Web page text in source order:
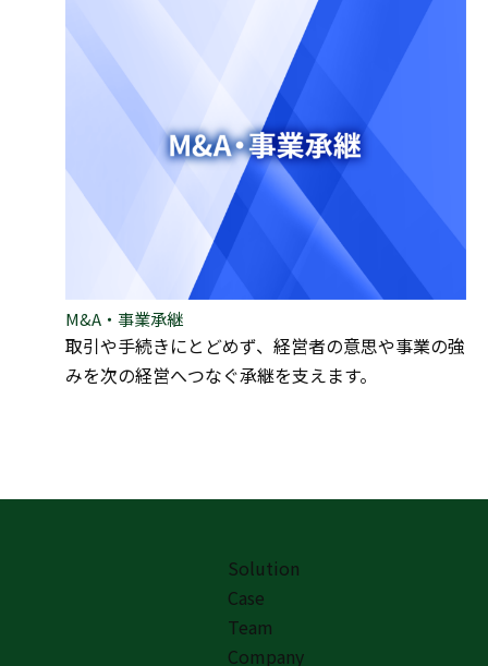
M&A・事業承継
取引や手続きにとどめず、経営者の意思や事業の強
みを次の経営へつなぐ承継を支えます。
Solution
Case
Team
Company